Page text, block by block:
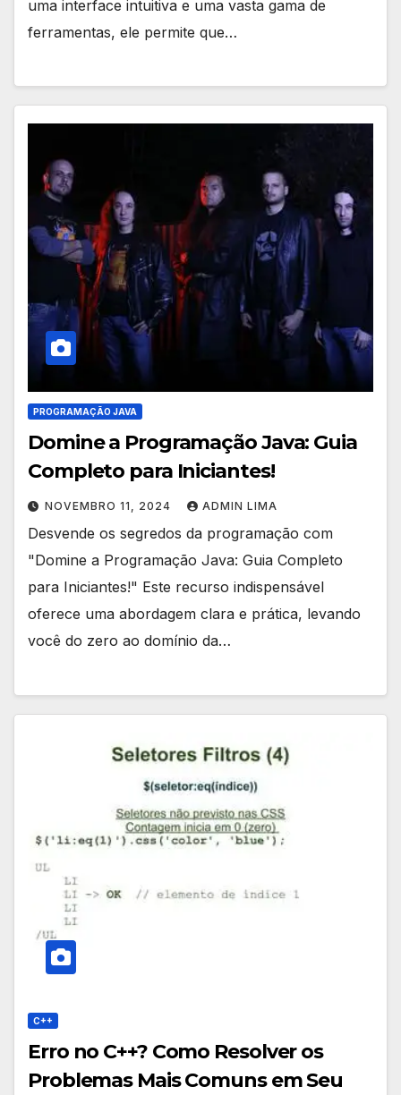
uma interface intuitiva e uma vasta gama de
ferramentas, ele permite que…
PROGRAMAÇÃO JAVA
Domine a Programação Java: Guia
Completo para Iniciantes!
NOVEMBRO 11, 2024 ADMIN LIMA
Desvende os segredos da programação com
"Domine a Programação Java: Guia Completo
para Iniciantes!" Este recurso indispensável
oferece uma abordagem clara e prática, levando
você do zero ao domínio da…
C++
Erro no C++? Como Resolver os
Problemas Mais Comuns em Seu